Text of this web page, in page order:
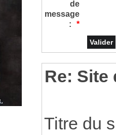
de
message
:
*
Re: Site
Titre du